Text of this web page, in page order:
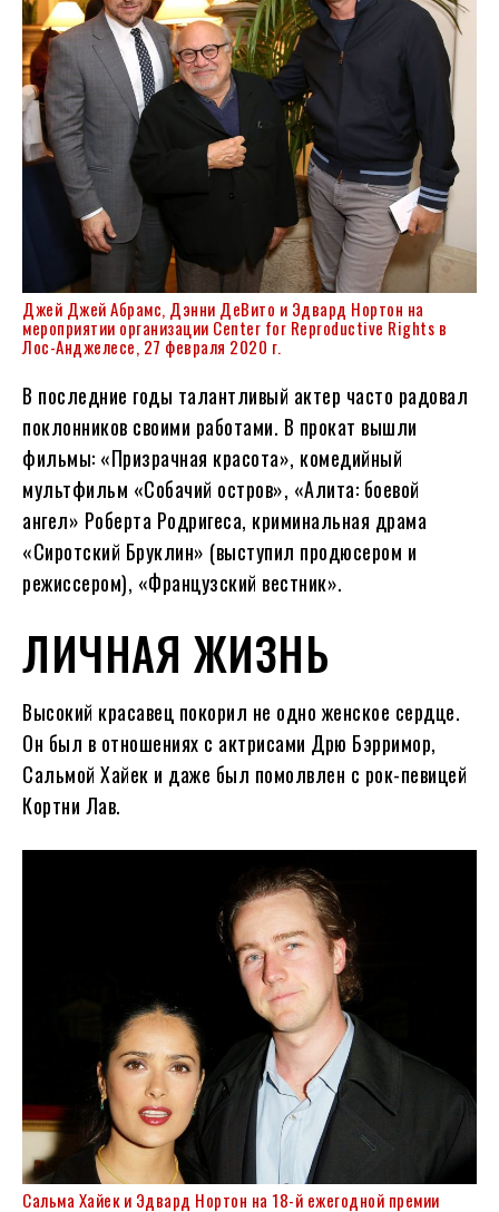
Джей Джей Абрамс, Дэнни ДеВито и Эдвард Нортон на
мероприятии организации Center for Reproductive Rights в
Лос-Анджелесе, 27 февраля 2020 г.
В последние годы талантливый актер часто радовал
поклонников своими работами. В прокат вышли
фильмы: «Призрачная красота», комедийный
мультфильм «Собачий остров», «Алита: боевой
ангел» Роберта Родригеса, криминальная драма
«Сиротский Бруклин» (выступил продюсером и
режиссером), «Французский вестник».
ЛИЧНАЯ ЖИЗНЬ
Высокий красавец покорил не одно женское сердце.
Он был в отношениях с актрисами Дрю Бэрримор,
Сальмой Хайек и даже был помолвлен с рок-певицей
Кортни Лав.
Сальма Хайеки Эдвард Нортон на 18-й ежегодной премии